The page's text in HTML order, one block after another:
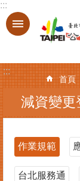
跳到主要內容區塊
進
搜
尋
記
服
務
:::
:::
首頁
減資變更
作業規範
台北服務通